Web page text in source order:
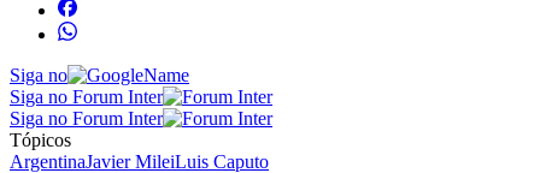
Siga no
Siga no Forum Inter
Siga no Forum Inter
Tópicos
ArgentinaJavier MileiLuis Caputo